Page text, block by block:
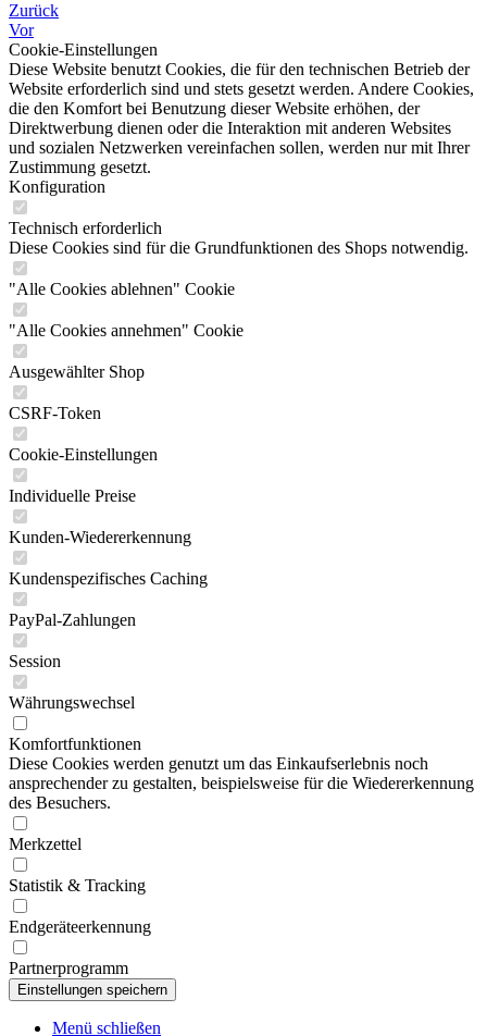
Zurück
Vor
Cookie-Einstellungen
Diese Website benutzt Cookies, die für den technischen Betrieb der
Website erforderlich sind und stets gesetzt werden. Andere Cookies,
die den Komfort bei Benutzung dieser Website erhöhen, der
Direktwerbung dienen oder die Interaktion mit anderen Websites
und sozialen Netzwerken vereinfachen sollen, werden nur mit Ihrer
Zustimmung gesetzt.
Konfiguration
Technisch erforderlich
Diese Cookies sind für die Grundfunktionen des Shops notwendig.
"Alle Cookies ablehnen" Cookie
"Alle Cookies annehmen" Cookie
Ausgewählter Shop
CSRF-Token
Cookie-Einstellungen
Individuelle Preise
Kunden-Wiedererkennung
Kundenspezifisches Caching
PayPal-Zahlungen
Session
Währungswechsel
Komfortfunktionen
Diese Cookies werden genutzt um das Einkaufserlebnis noch
ansprechender zu gestalten, beispielsweise für die Wiedererkennung
des Besuchers.
Merkzettel
Statistik & Tracking
Endgeräteerkennung
Partnerprogramm
Menü schließen